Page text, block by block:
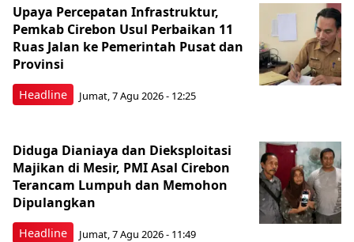
Headline
Upaya Percepatan Infrastruktur,
Pemkab Cirebon Usul Perbaikan 11
Ruas Jalan ke Pemerintah Pusat dan
Provinsi
Jumat, 7 Agu 2026 - 12:25
Headline
Diduga Dianiaya dan Dieksploitasi
Majikan di Mesir, PMI Asal Cirebon
Terancam Lumpuh dan Memohon
Dipulangkan
Jumat, 7 Agu 2026 - 11:49